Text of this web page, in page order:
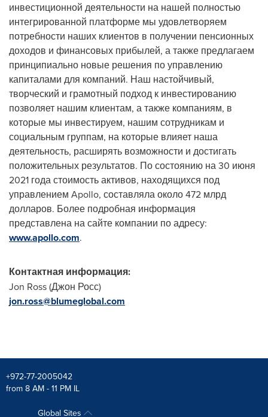
инвестиционной деятельности на нашей полностью
интегрированной платформе мы удовлетворяем
потребности наших клиентов в получении пенсионных
доходов и финансовых прибылей, а также предлагаем
принципиально новые решения по управлению
капиталами для компаний. Наш настойчивый,
творческий и грамотный подход к инвестированию
позволяет нашим клиентам, а также компаниям, в
которые мы инвестируем, нашим сотрудникам и
социальным группам, на которые влияет наша
деятельность, расширять возможности и достигать
положительных результатов. По состоянию на 30 июня
2021 года стоимость активов, находящихся под
управлением Apollo, составляла около 472 млрд
долларов. Более подробная информация
представлена на сайте компании по адресу:
www.apollo.com.
Контактная информация:
Jon Ross(Джон Росс)
jon.ross@blumeglobal.com
+972-77-2005042
from 8 AM - 11 PM IL
Global Sites